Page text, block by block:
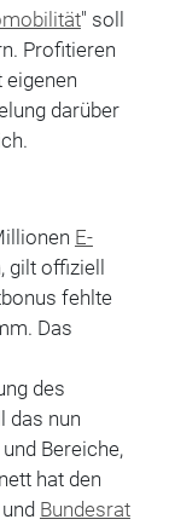
" soll
Profitieren
darüber
E-
gilt offiziell
fehlte
Das
des
das nun
Bereiche,
hat den
Bundesrat